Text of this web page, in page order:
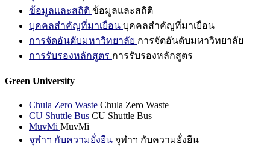
ข้อมูลและสถิติ ข้อมูลและสถิติ
บุคคลสำคัญที่มาเยือน บุคคลสำคัญที่มาเยือน
การจัดอันดับมหาวิทยาลัย การจัดอันดับมหาวิทยาลัย
การรับรองหลักสูตร การรับรองหลักสูตร
Green University
Chula Zero Waste Chula Zero Waste
CU Shuttle Bus CU Shuttle Bus
MuvMi MuvMi
จุฬาฯ กับความยั่งยืน จุฬาฯ กับความยั่งยืน